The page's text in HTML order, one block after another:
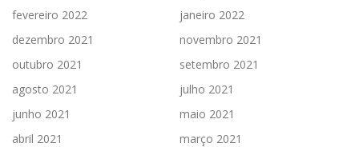
fevereiro 2022
janeiro 2022
dezembro 2021
novembro 2021
outubro 2021
setembro 2021
agosto 2021
julho 2021
junho 2021
maio 2021
abril 2021
março 2021